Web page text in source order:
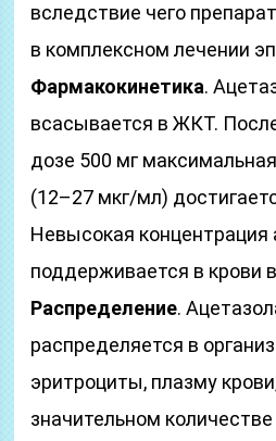
вследствие чего
в комплексном лечении
Фармакокинетика.
всасывается в ЖКТ.
дозе 500 мг
(12–27 мкг/мл)
Невысокая концентрация
поддерживается в крови
Распределение.
распределяется в
эритроциты, плазму
значительном